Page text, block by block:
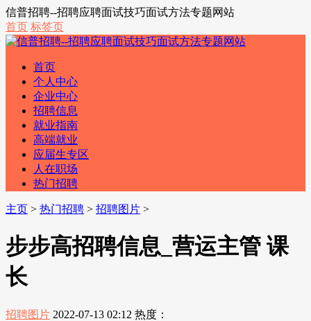
信普招聘--招聘应聘面试技巧面试方法专题网站
首页 标签页
首页
个人中心
企业中心
招聘信息
就业指南
高端就业
应届生专区
人在职场
热门招聘
主页 > 热门招聘 > 招聘图片 >
步步高招聘信息_营运主管 课
长
招聘图片 2022-07-13 02:12 热度：